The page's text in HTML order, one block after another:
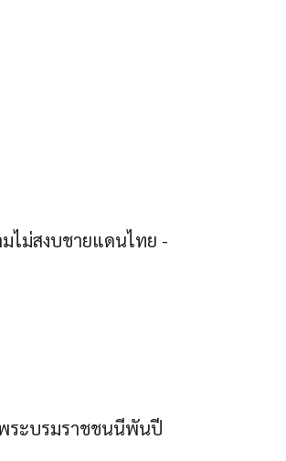
ไม่สงบชายแดนไทย -
พระบรมราชชนนีพันปี